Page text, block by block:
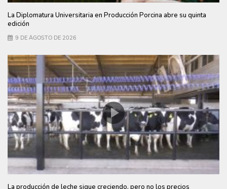
La Diplomatura Universitaria en Producción Porcina abre su quinta
edición
9 DE AGOSTO DE 2026
La producción de leche sigue creciendo, pero no los precios